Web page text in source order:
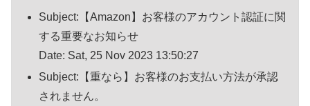
Subject:【Amazon】お客様のアカウント認証に関
する重要なお知らせ
Date: Sat, 25 Nov 2023 13:50:27
Subject:【重なら】お客様のお支払い方法が承認
されません。